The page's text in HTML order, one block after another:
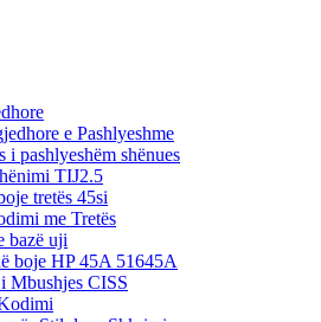
e Pashlyeshme
i pashlyeshëm shënues
TIJ2.5
tretës 45si
me Tretës
bazë uji
boje HP 45A 51645A
Mbushjes CISS